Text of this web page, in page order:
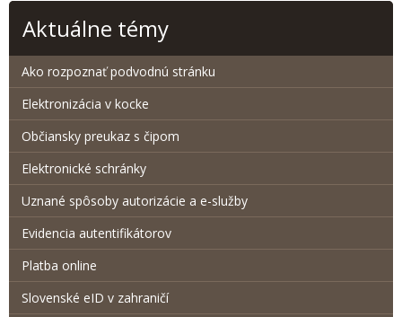
Aktuálne témy
Ako rozpoznať podvodnú stránku
Elektronizácia v kocke
Občiansky preukaz s čipom
Elektronické schránky
Uznané spôsoby autorizácie a e-služby
Evidencia autentifikátorov
Platba online
Slovenské eID v zahraničí